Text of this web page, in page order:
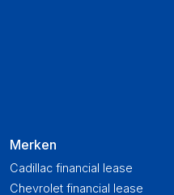
Merken
Cadillac financial lease
Chevrolet financial lease